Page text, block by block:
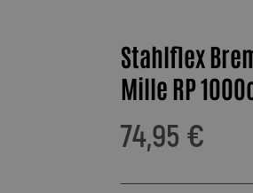
Stahlflex
Mille RP
74,95 €